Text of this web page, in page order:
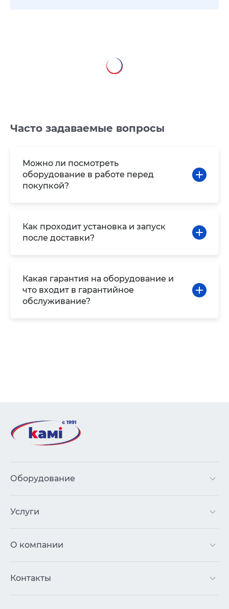
Часто задаваемые вопросы
Можно ли посмотреть
оборудование в работе перед
покупкой?
Как проходит установка и запуск
после доставки?
Какая гарантия на оборудование и
что входит в гарантийное
обслуживание?
Оборудование
Услуги
О компании
Контакты